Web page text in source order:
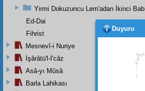
Yirmi Dokuzuncu Lem'adan İkinci Bab
Ed-Dai
Fihrist
Mesnevî-i Nuriye
İşârâtü'l-İ'câz
Asâ-yı Mûsâ
Barla Lahikası
Duyuru